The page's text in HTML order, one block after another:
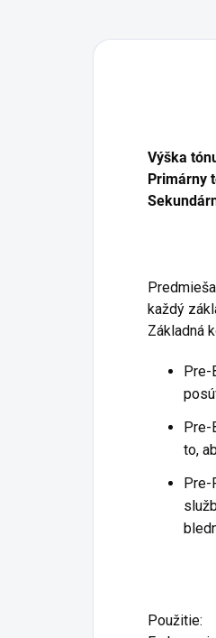
Výška
každý
Základná
Pre-
to,
Pre-
Použitie: